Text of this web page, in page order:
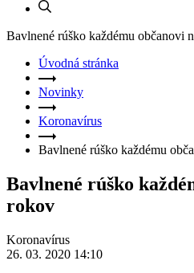
Bavlnené rúško každému občanovi
Úvodná stránka
Novinky
Koronavírus
Bavlnené rúško každému
Bavlnené rúško
rokov
Koronavírus
26. 03. 2020 14:10